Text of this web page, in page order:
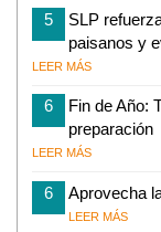
5
SLP
paisanos y
LEER MÁS
6
Fin de Año:
preparación
LEER MÁS
6 Aprovecha
LEER MÁS